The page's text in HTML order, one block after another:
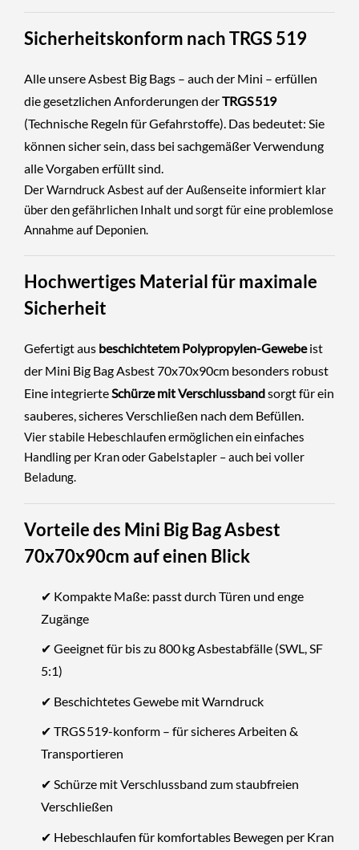
Sicherheitskonform nach TRGS 519
Alle unsere Asbest Big Bags – auch der Mini – erfüllen
die gesetzlichen Anforderungen derTRGS 519
(Technische Regeln für Gefahrstoffe). Das bedeutet: Sie
können sicher sein, dass bei sachgemäßer Verwendung
alle Vorgaben erfüllt sind.
DerWarndruck Asbest auf der Außenseite informiert klar
über den gefährlichen Inhalt und sorgt für eine problemlose
Annahme auf Deponien.
Hochwertiges Material für maximale
Sicherheit
Gefertigt aus beschichtetem Polypropylen-Gewebeist
der Mini Big Bag Asbest 70x70x90cm besonders robust
Eine integrierteSchürze mit Verschlussbandsorgt für ein
sauberes, sicheres Verschließen nach dem Befüllen.
Vier stabile Hebeschlaufen ermöglichen eineinfaches
Handling per Kran oder Gabelstapler – auch bei voller
Beladung.
Vorteile des Mini Big Bag Asbest
70x70x90cm auf einen Blick
✔ Kompakte Maße: passt durch Türen und enge
Zugänge
✔ Geeignet für bis zu 800 kg Asbestabfälle (SWL, SF
5:1)
✔ Beschichtetes Gewebe mit Warndruck
✔ TRGS 519-konform – für sicheres Arbeiten &
Transportieren
✔ Schürze mit Verschlussband zum staubfreien
Verschließen
✔ Hebeschlaufen für komfortables Bewegen per Kran